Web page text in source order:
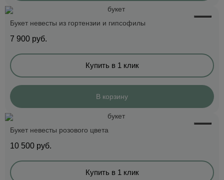
Букет невесты из гортензии и гипсофилы
7 900 руб.
Купить в 1 клик
В корзину
Букет невесты розового цвета
10 500 руб.
Купить в 1 клик